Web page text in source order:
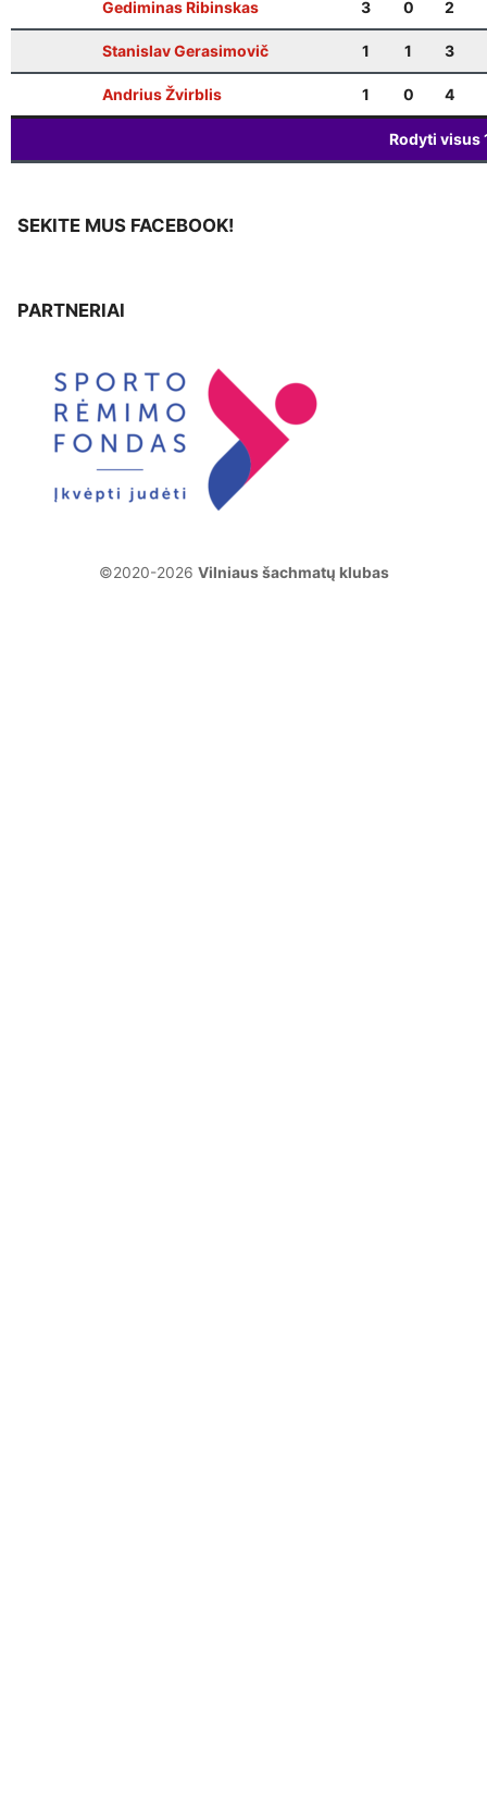
Gediminas Ribinskas 3 0 2
Stanislav Gerasimovič 1 1 3
Andrius Žvirblis 1 0 4
Rodyti visus
SEKITE MUS FACEBOOK!
PARTNERIAI
©2020-2026 Vilniaus šachmatų klubas